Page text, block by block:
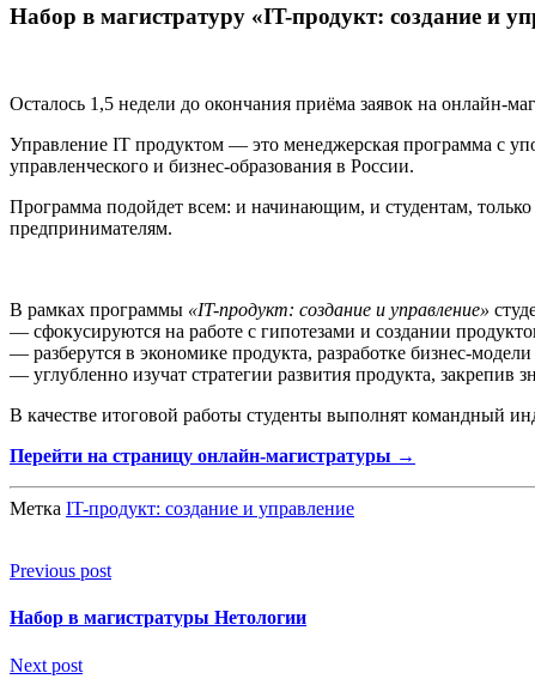
Набор в магистратуру «IT-продукт: создание и
Осталось 1,5 недели до окончания приёма заявок на онлайн-
Управление IT продуктом — это менеджерская программа с
управленческого и бизнес-образования в России.
Программа подойдет всем: и начинающим, и студентам,
предпринимателям.
В рамках программы «IT-продукт: создание и управление»
— сфокусируются на работе с гипотезами и создании
— разберутся в экономике продукта, разработке бизнес-
— углубленно изучат стратегии развития продукта, закрепив
В качестве итоговой работы студенты выполнят командный
Перейти на страницу онлайн-магистратуры →
Метка IT-продукт: создание и управление
Previous post
Набор в магистратуры Нетологии
Next post